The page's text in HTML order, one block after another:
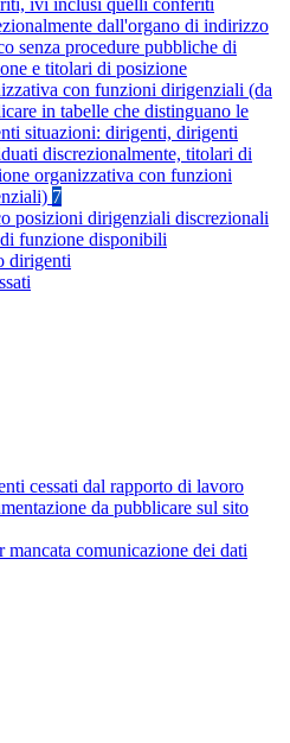
ivi inclusi quelli conferiti
dall'organo di indirizzo
senza procedure pubbliche di
e titolari di posizione
con funzioni dirigenziali (da
in tabelle che distinguano le
situazioni: dirigenti, dirigenti
discrezionalmente, titolari di
organizzativa con funzioni
7
posizioni dirigenziali discrezionali
funzione disponibili
dirigenti
cessati dal rapporto di lavoro
da pubblicare sul sito
mancata comunicazione dei dati